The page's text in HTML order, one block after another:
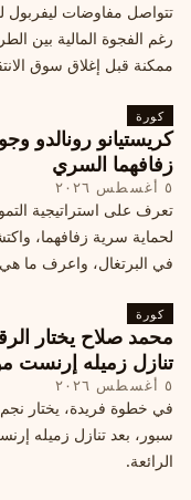
تتواصل مفاوضات ليفربول
رغم الفجوة المالية بين
ممكنة قبل إغلاق سوق
كورة
زفافهما السري
٥ أغسطس ٢٠٢٦
تعرف على استراتيجية
لحماية سرية زفافهما،
في البرتغال، واعرف ما
كورة
تنازل زميله إرنست
٥ أغسطس ٢٠٢٦
سبور، بعد تنازل زميله
الرائعة.